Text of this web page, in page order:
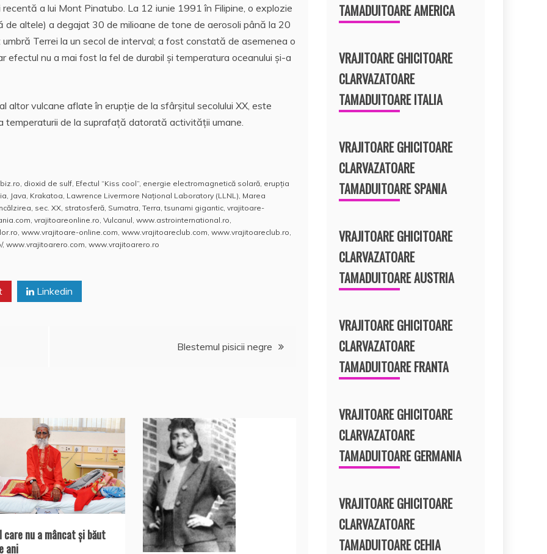
a lui Mont Pinatubo. La 12 iunie 1991 în Filipine, o explozie
altele) a degajat 30 de milioane de tone de aerosoli până la 20
Terrei la un secol de interval; a fost constată de asemenea o
efectul nu a mai fost la fel de durabil şi temperatura oceanului şi-a
altor vulcane aflate în erupţie de la sfârşitul secolului XX, este
temperaturii de la suprafaţă datorată activităţii umane.
, dioxid de sulf, Efectul “Kiss cool”, energie electromagnetică solară, erupţia
, Java, Krakatoa, Lawrence Livermore Naţional Laboratory (LLNL), Marea
, sec. XX, stratosferă, Sumatra, Terra,tsunami gigantic, vrajitoare-
, vrajitoareonline.ro, Vulcanul, www.astrointernational.ro,
, www.vrajitoare-online.com, www.vrajitoareclub.com, www.vrajitoareclub.ro,
, www.vrajitoarero.com, www.vrajitoarero.ro
Linkedin
Blestemul pisicii negre
care nu a mâncat şi băut
ani
TAMADUITOARE AMERICA
VRAJITOARE GHICITOARE
CLARVAZATOARE
TAMADUITOARE ITALIA
VRAJITOARE GHICITOARE
CLARVAZATOARE
TAMADUITOARE SPANIA
VRAJITOARE GHICITOARE
CLARVAZATOARE
TAMADUITOARE AUSTRIA
VRAJITOARE GHICITOARE
CLARVAZATOARE
TAMADUITOARE FRANTA
VRAJITOARE GHICITOARE
CLARVAZATOARE
TAMADUITOARE GERMANIA
VRAJITOARE GHICITOARE
CLARVAZATOARE
TAMADUITOARE CEHIA